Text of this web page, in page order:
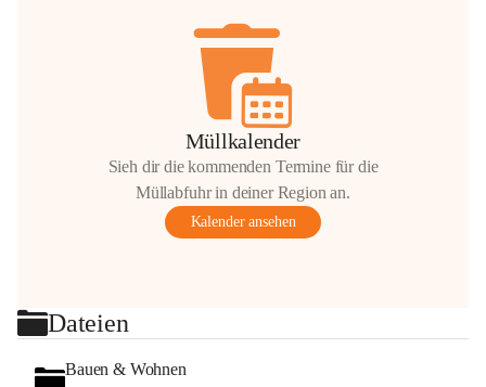
Müllkalender
Sieh dir die kommenden Termine für die
Müllabfuhr in deiner Region an.
Kalender ansehen
Dateien
Bauen & Wohnen